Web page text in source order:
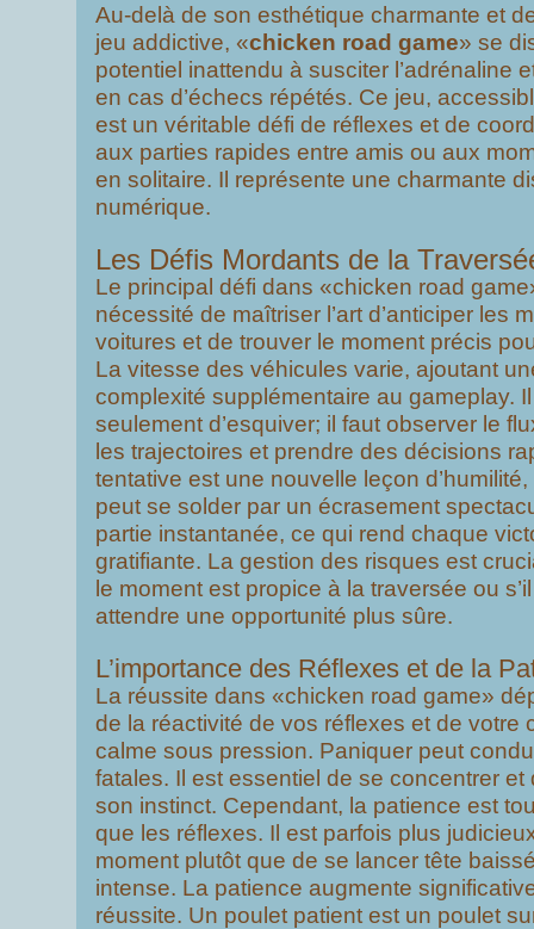
Au-delà de son esthétique charmante et
jeu addictive, «chicken road game» se
potentiel inattendu à susciter l’adrénaline
en cas d’échecs répétés. Ce jeu,
est un véritable défi de réflexes et de
aux parties rapides entre amis ou aux
en solitaire. Il représente une charmante
numérique.
Les Défis Mordants de la
Le principal défi dans «chicken road
nécessité de maîtriser l’art d’anticiper les
voitures et de trouver le moment précis
La vitesse des véhicules varie, ajoutant
complexité supplémentaire au gameplay. Il
seulement d’esquiver; il faut observer le
les trajectoires et prendre des décisions
tentative est une nouvelle leçon
peut se solder par un écrasement
partie instantanée, ce qui rend chaque
gratifiante. La gestion des risques est
le moment est propice à la traversée ou
attendre une opportunité plus sûre.
L’importance des Réflexes et de la
La réussite dans «chicken road game»
de la réactivité de vos réflexes et de votre
calme sous pression. Paniquer peut
fatales. Il est essentiel de se concentrer et
son instinct. Cependant, la patience est
que les réflexes. Il est parfois plus
moment plutôt que de se lancer tête
intense. La patience augmente
réussite. Un poulet patient est un poulet